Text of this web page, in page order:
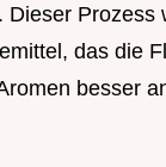
Dieser Prozess
das die
besser